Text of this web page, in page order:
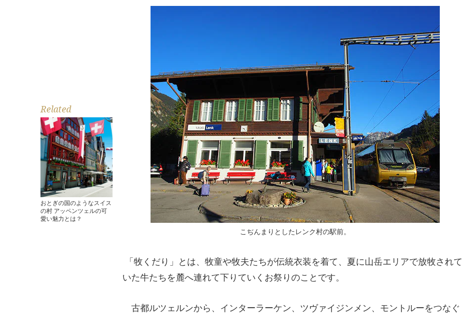
Related
おとぎの国のようなスイス
の村 アッペンツェルの可
愛い魅力とは？
こぢんまりとしたレンク村の駅前。
「牧くだり」とは、牧童や牧夫たちが伝統衣装を着て、夏に山岳エリアで放牧されて
いた牛たちを麓へ連れて下りていくお祭りのことです。
古都ルツェルンから、インターラーケン、ツヴァイジンメン、モントルーをつなぐ